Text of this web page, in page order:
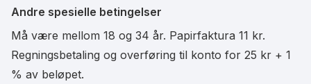
Andre spesielle betingelser
Må være mellom 18 og 34 år. Papirfaktura 11 kr.
Regningsbetaling og overføring til konto for 25 kr + 1
% av beløpet.